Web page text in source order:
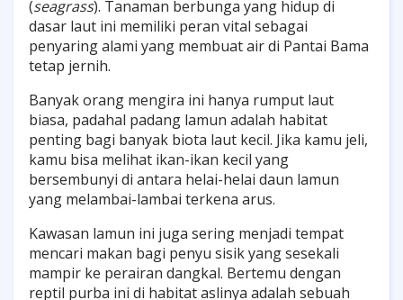
(seagrass). Tanaman berbunga yang hidup di
dasar laut ini memiliki peran vital sebagai
penyaring alami yang membuat air di Pantai Bama
tetap jernih.
Banyak orang mengira ini hanya rumput laut
biasa, padahal padang lamun adalah habitat
penting bagi banyak biota laut kecil. Jika kamu jeli,
kamu bisa melihat ikan-ikan kecil yang
bersembunyi di antara helai-helai daun lamun
yang melambai-lambai terkena arus.
Kawasan lamun ini juga sering menjadi tempat
mencari makan bagi penyu sisik yang sesekali
mampir ke perairan dangkal. Bertemu dengan
reptil purba ini di habitat aslinya adalah sebuah